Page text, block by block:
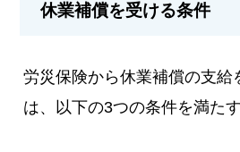
休業補償を受ける条件
労災保険から休業補償の支給
は、以下の3つの条件を満た